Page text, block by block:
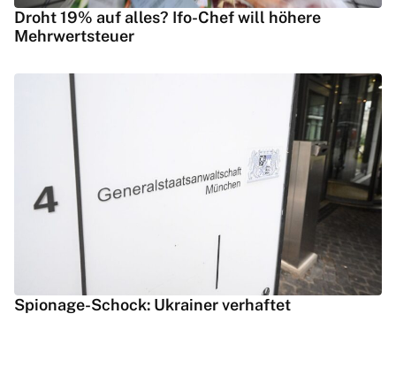
Droht 19% auf alles? Ifo-Chef will höhere
Mehrwertsteuer
Spionage-Schock: Ukrainer verhaftet